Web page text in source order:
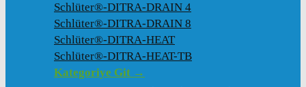
Schlüter®-DITRA-DRAIN 4
Schlüter®-DITRA-DRAIN 8
Schlüter®-DITRA-HEAT
Schlüter®-DITRA-HEAT-TB
Kategoriye Git →